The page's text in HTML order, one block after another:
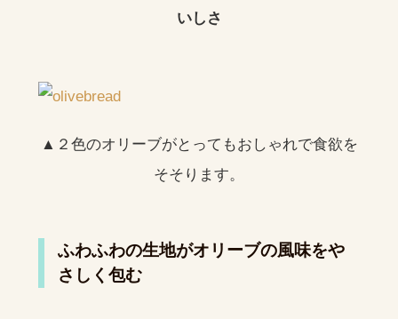
いしさ
▲２色のオリーブがとってもおしゃれで食欲を
そそります。
ふわふわの生地がオリーブの風味をや
さしく包む